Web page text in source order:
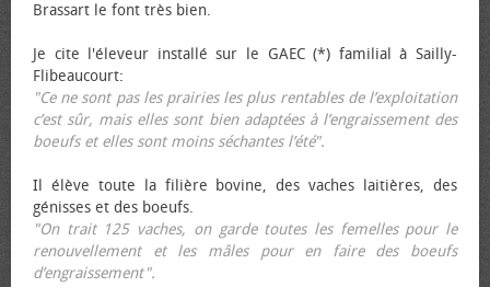
Brassart le font très bien.
Je cite l'éleveur installé sur le GAEC (*) familial à Sailly-
Flibeaucourt:
"Ce ne sont pas les prairies les plus rentables de l’exploitation
c’est sûr, mais elles sont bien adaptées à l’engraissement des
bœufs et elles sont moins séchantes l’été".
Il élève toute la filière bovine, des vaches laitières, des
génisses et des bœufs.
"On trait 125 vaches, on garde toutes les femelles pour le
renouvellement et les mâles pour en faire des bœufs
d’engraissement".